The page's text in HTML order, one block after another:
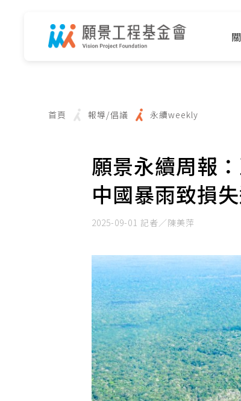
首頁 報導/倡議 永續weekly
願景永續周報
中國暴雨致損
2025-09-01 記者／陳美萍